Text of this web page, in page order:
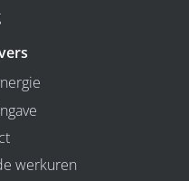
werkuren